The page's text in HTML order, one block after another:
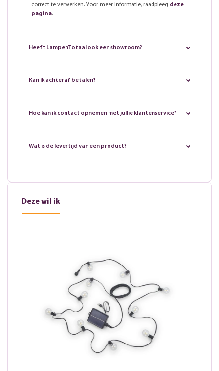
correct te verwerken. Voor meer informatie, raadpleeg deze
pagina.
Heeft LampenTotaal ook een showroom?
Kan ik achteraf betalen?
Hoe kan ik contact opnemen met jullie klantenservice?
Wat is de levertijd van een product?
Deze wil ik